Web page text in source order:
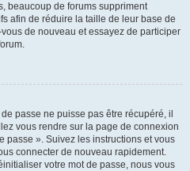
beaucoup de forums suppriment
afin de réduire la taille de leur base de
de nouveau et essayez de participer
passe ne puisse pas être récupéré, il
vous rendre sur la page de connexion
passe ». Suivez les instructions et vous
connecter de nouveau rapidement.
votre mot de passe, nous vous